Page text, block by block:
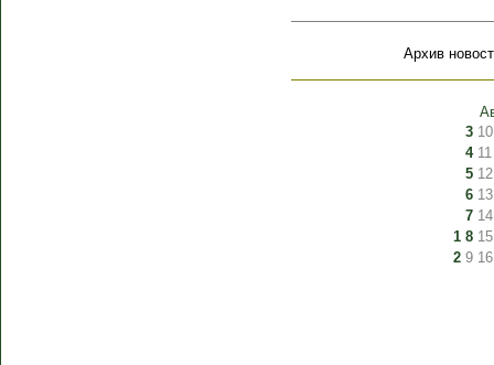
Архив
3 10
4 11
5 12
6 13
7 14
1 8 15
2 9 16